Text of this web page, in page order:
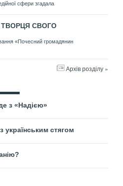
сфери згадала
СВОГО
«Почесний громадянин
Архів розділу »
з «Надією»
українським стягом